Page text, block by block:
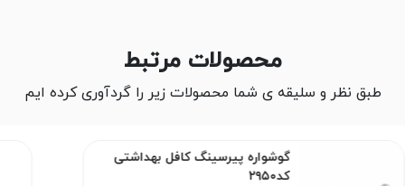
محصولات مرتبط
طبق نظر و سلیقه ی شما محصولات زیر را گردآوری کرده ایم
گوشواره پیرسینگ کافل بهداشتی
کد۲۹۵۰